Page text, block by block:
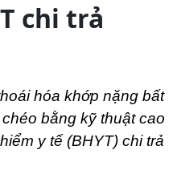
chi trả
hóa khớp nặng bất
bằng kỹ thuật cao
y tế (BHYT) chi trả